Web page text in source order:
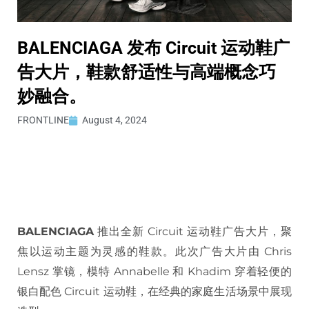
BALENCIAGA 发布 Circuit 运动鞋广
告大片，鞋款舒适性与高端概念巧
妙融合。
FRONTLINE August 4, 2024
BALENCIAGA推出全新 Circuit 运动鞋广告大片，聚
焦以运动主题为灵感的鞋款。此次广告大片由 Chris
Lensz 掌镜，模特 Annabelle 和 Khadim 穿着轻便的
银白配色 Circuit 运动鞋，在经典的家庭生活场景中展现